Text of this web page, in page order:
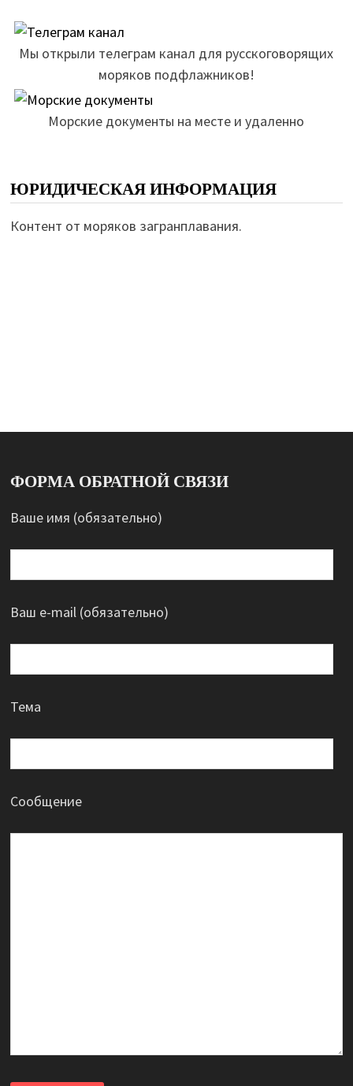
Мы открыли телеграм канал для русскоговорящих
моряков подфлажников!
Морские документы на месте и удаленно
ЮРИДИЧЕСКАЯ ИНФОРМАЦИЯ
Контент от моряков загранплавания.
ФОРМА ОБРАТНОЙ СВЯЗИ
Ваше имя (обязательно)
Ваш e-mail (обязательно)
Тема
Сообщение